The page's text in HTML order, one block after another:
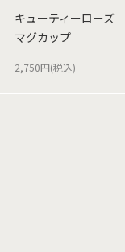
キューティーローズ
マグカップ
2,750円(税込)